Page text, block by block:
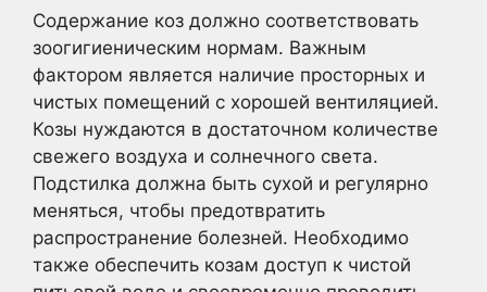
Содержание коз должно соответствовать
зоогигиеническим нормам. Важным
фактором является наличие просторных и
чистых помещений с хорошей вентиляцией.
Козы нуждаются в достаточном количестве
свежего воздуха и солнечного света.
Подстилка должна быть сухой и регулярно
меняться, чтобы предотвратить
распространение болезней. Необходимо
также обеспечить козам доступ к чистой